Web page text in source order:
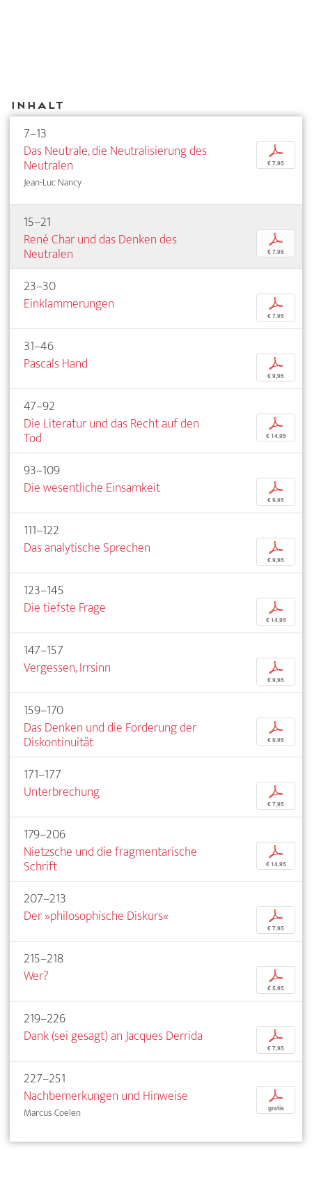
Inhalt
7–13
Das Neutrale, die Neutralisierung des
Neutralen
Jean-Luc Nancy
p
€ 7,95
15–21
René Char und das Denken des
Neutralen
p
€ 7,95
23–30
Einklammerungen
p
€ 7,95
31–46
Pascals Hand
p
€ 9,95
47–92
Die Literatur und das Recht auf den
Tod
p
€ 14,95
93–109
Die wesentliche Einsamkeit
p
€ 9,95
111–122
Das analytische Sprechen
p
€ 9,95
123–145
Die tiefste Frage
p
€ 14,95
147–157
Vergessen, Irrsinn
p
€ 9,95
159–170
Das Denken und die Forderung der
Diskontinuität
p
€ 9,95
171–177
Unterbrechung
p
€ 7,95
179–206
Nietzsche und die fragmentarische
Schrift
p
€ 14,95
207–213
Der »philosophische Diskurs«
p
€ 7,95
215–218
Wer?
p
€ 5,95
219–226
Dank (sei gesagt) an Jacques Derrida
p
€ 7,95
227–251
Nachbemerkungen und Hinweise
Marcus Coelen
p
gratis